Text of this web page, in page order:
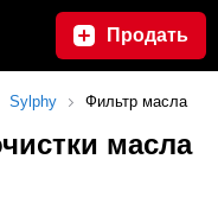
Продать
Sylphy Фильтр масла
масла